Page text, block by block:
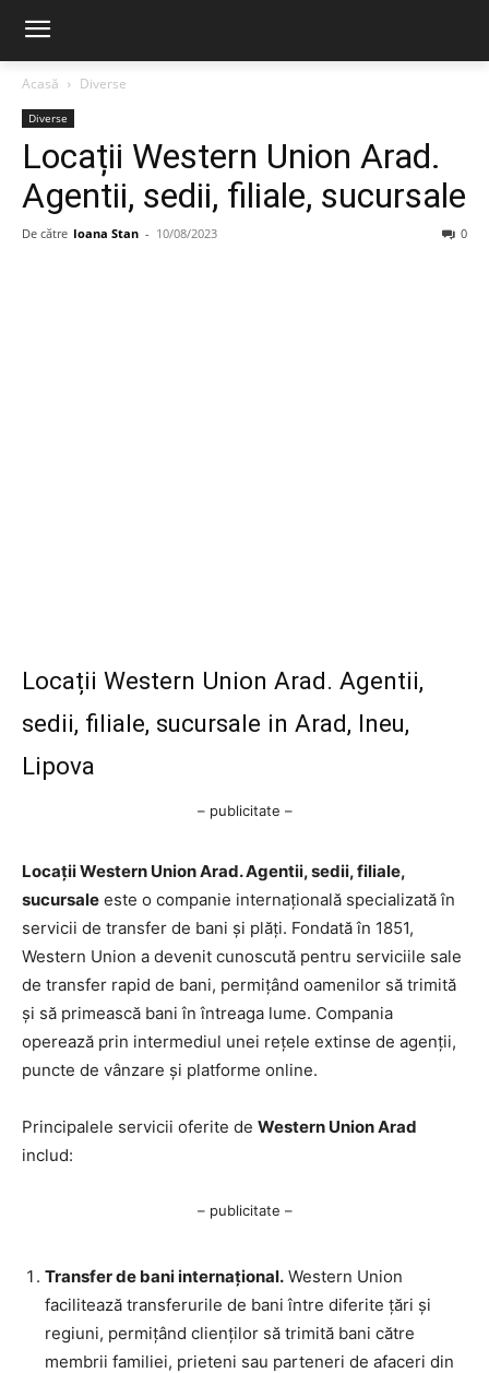
Acasă Diverse
Diverse
Locații Western Union Arad.
Agentii, sedii, filiale, sucursale
De către Ioana Stan - 10/08/2023 0
Locații Western Union Arad. Agentii,
sedii, filiale, sucursale in Arad, Ineu,
Lipova
– publicitate –
Locații Western Union Arad. Agentii, sedii, filiale,
sucursale este o companie internațională specializată în
servicii de transfer de bani și plăți. Fondată în 1851,
Western Union a devenit cunoscută pentru serviciile sale
de transfer rapid de bani, permițând oamenilor să trimită
și să primească bani în întreaga lume. Compania
operează prin intermediul unei rețele extinse de agenții,
puncte de vânzare și platforme online.
Principalele servicii oferite de Western Union Arad
includ:
– publicitate –
Transfer de bani internațional. Western Union
facilitează transferurile de bani între diferite țări și
regiuni, permițând clienților să trimită bani către
membrii familiei, prieteni sau parteneri de afaceri din